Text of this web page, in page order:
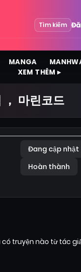
Tìm kiếm
MANGA
XEM THÊM ▸
， 마린코드
Đang cập nhật
Hoàn thành
có truyện nào từ tác